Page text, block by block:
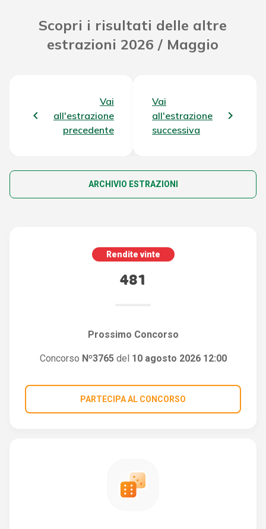
Scopri i risultati delle altre
estrazioni 2026 / Maggio
Vai
all'estrazione
precedente
Vai
all'estrazione
successiva
ARCHIVIO ESTRAZIONI
Rendite vinte
481
Prossimo Concorso
Concorso Nº3765del 10 agosto 2026 12:00
PARTECIPA AL CONCORSO